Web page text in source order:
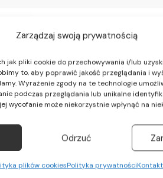
Zarządzaj swoją prywatnością
jak pliki cookie do przechowywania i/lub
to, aby poprawić jakość przeglądania i
Wyrażenie zgody na te technologie
podczas przeglądania lub unikalne
wycofanie może niekorzystnie wpłynąć na
Odrzuć
plików cookiesPolityka prywatnościKontakt
niezwykle wydajna jednostka
swoich niewielkich
biurze, w domu oraz w
– energooszczędny